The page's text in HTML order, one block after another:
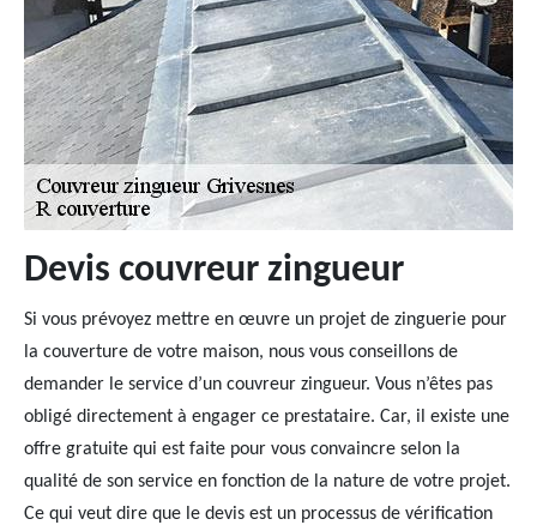
Devis couvreur zingueur
Si vous prévoyez mettre en œuvre un projet de zinguerie pour
la couverture de votre maison, nous vous conseillons de
demander le service d’un couvreur zingueur. Vous n’êtes pas
obligé directement à engager ce prestataire. Car, il existe une
offre gratuite qui est faite pour vous convaincre selon la
qualité de son service en fonction de la nature de votre projet.
Ce qui veut dire que le devis est un processus de vérification